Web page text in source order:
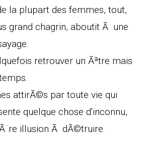
la plupart des femmes, tout,
grand chagrin, aboutit Ã une
retrouver un Ãªtre mais
attirÃ©s par toute vie qui
quelque chose d'inconnu,
illusion Ã dÃ©truire.